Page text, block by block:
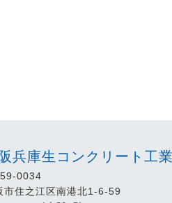
兵庫生コンクリート工
0034
市住之江区南港北1-6-59